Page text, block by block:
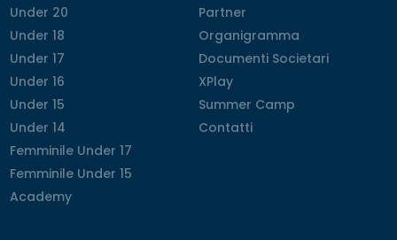
Under 20
Under 20
Under 18
Under 18
Under 17
Under 17
Under 16
Under 16
Under 15
Under 15
Under 14
Under 14
Femminile Under 17
Femminile Under 17
Femminile Under 15
Femminile Under 15
Academy
Academy
Partner
Partner
Organigramma
Organigramma
Documenti Societari
Documenti Societari
XPlay
XPlay
Summer Camp
Summer Camp
Contatti
Contatti